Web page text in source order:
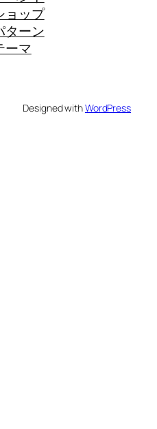
ョップ
ターン
ーマ
Designed withWordPress